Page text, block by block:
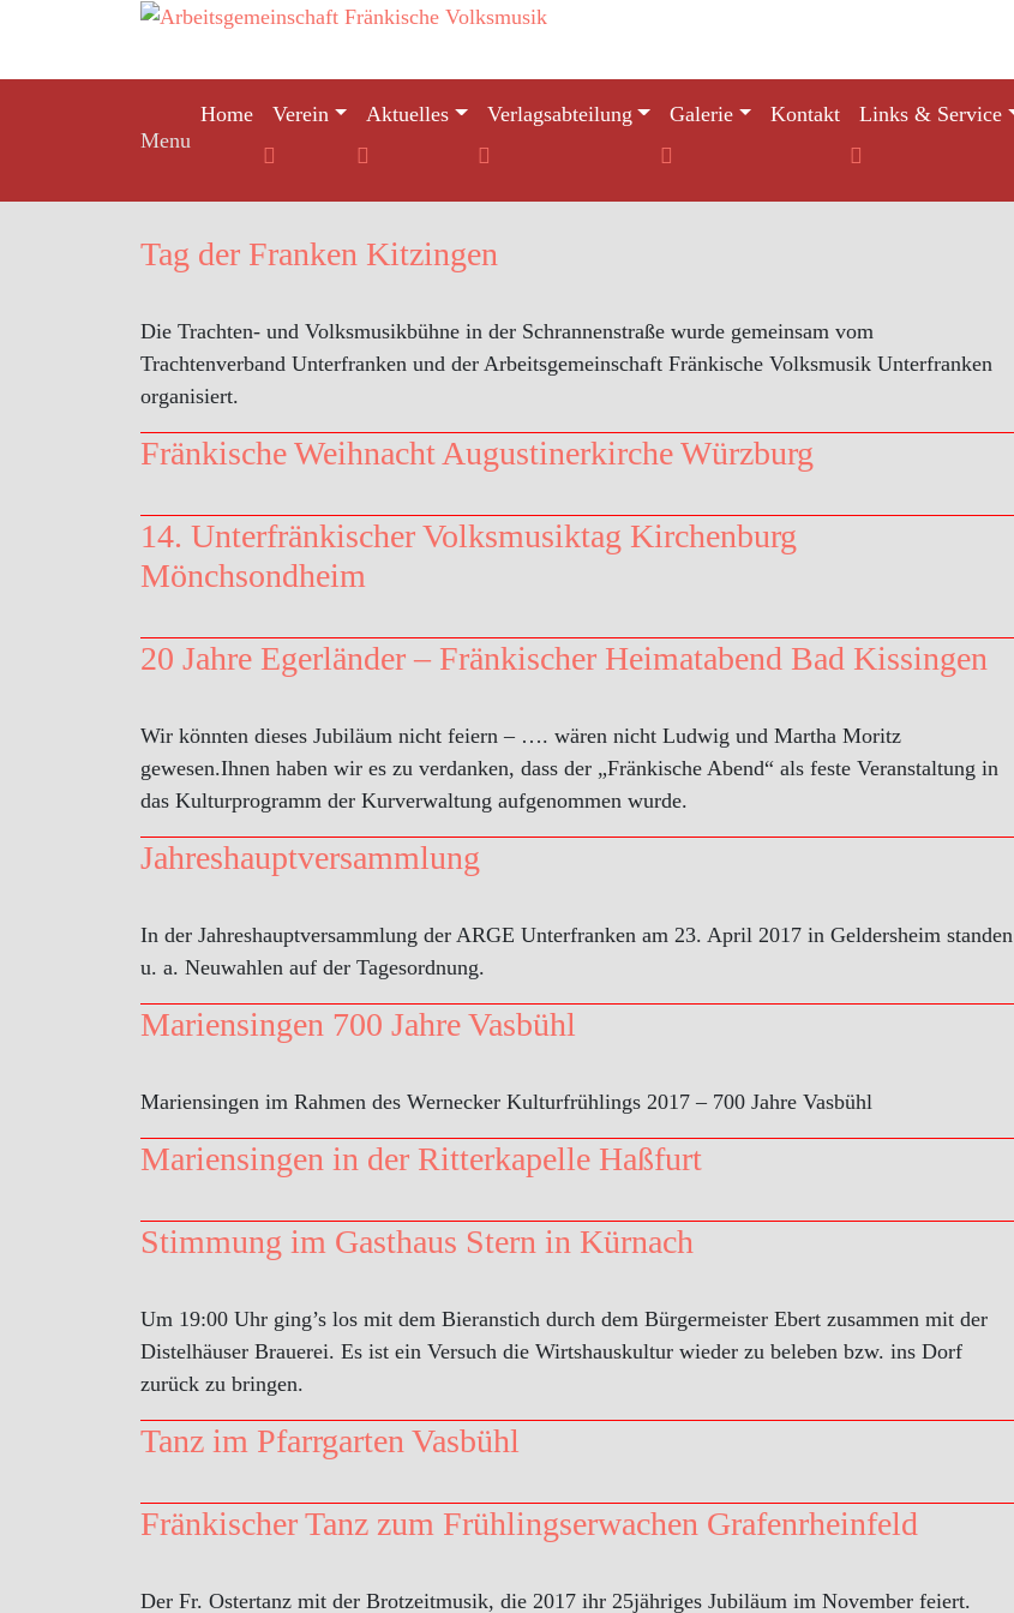
content
Menu
Home Verein Aktuelles Verlagsabteilung Galerie Kontakt Links & Service
Tag der Franken Kitzingen
Die Trachten- und Volksmusikbühne in der Schrannenstraße wurde gemeinsam vom
Trachtenverband Unterfranken und der Arbeitsgemeinschaft Fränkische Volksmusik Unterfranken
organisiert.
Fränkische Weihnacht Augustinerkirche Würzburg
14. Unterfränkischer Volksmusiktag Kirchenburg
Mönchsondheim
20 Jahre Egerländer – Fränkischer Heimatabend Bad Kissingen
Wir könnten dieses Jubiläum nicht feiern – …. wären nicht Ludwig und Martha Moritz
gewesen.Ihnen haben wir es zu verdanken, dass der „Fränkische Abend“ als feste Veranstaltung in
das Kulturprogramm der Kurverwaltung aufgenommen wurde.
Jahreshauptversammlung
In der Jahreshauptversammlung der ARGE Unterfranken am 23. April 2017 in Geldersheim standen
u. a. Neuwahlen auf der Tagesordnung.
Mariensingen 700 Jahre Vasbühl
Mariensingen im Rahmen des Wernecker Kulturfrühlings 2017 – 700 Jahre Vasbühl
Mariensingen in der Ritterkapelle Haßfurt
Stimmung im Gasthaus Stern in Kürnach
Um 19:00 Uhr ging’s los mit dem Bieranstich durch dem Bürgermeister Ebert zusammen mit der
Distelhäuser Brauerei. Es ist ein Versuch die Wirtshauskultur wieder zu beleben bzw. ins Dorf
zurück zu bringen.
Tanz im Pfarrgarten Vasbühl
Fränkischer Tanz zum Frühlingserwachen Grafenrheinfeld
Der Fr. Ostertanz mit der Brotzeitmusik, die 2017 ihr 25jähriges Jubiläum im November feiert.